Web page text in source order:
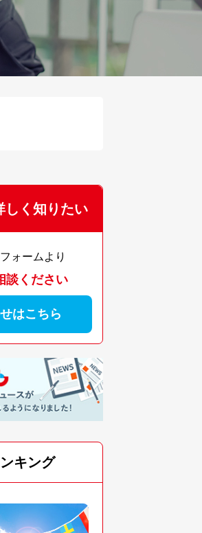
しく知りたい
ォームより
談ください
はこちら
キング